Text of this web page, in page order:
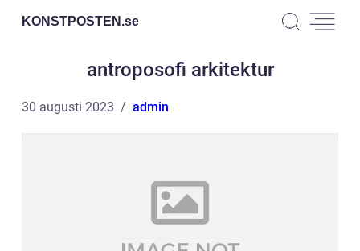
KONSTPOSTEN.se
antroposofi arkitektur
30 augusti 2023 admin